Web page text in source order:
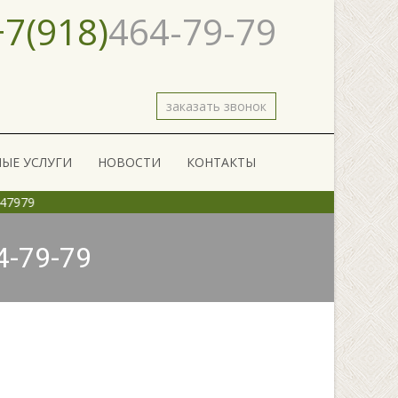
464-79-79
заказать звонок
УСЛУГИ НОВОСТИ КОНТАКТЫ
+79184647979
79-79